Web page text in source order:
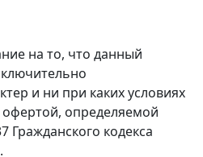
на то, что данный
и ни при каких условиях
определяемой
Гражданского кодекса